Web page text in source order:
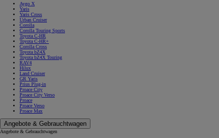
Aygo X
Yaris
Yaris Cross
Urban Cruiser
Corolla
Corolla Touring Sports
Toyota C-HR
Toyota C-HR+
Corolla Cross
Toyota bZ4X
Toyota bZ4X Touring
RAV4
Hilux
Land Cruiser
GR Yaris
Prius Plug-in
Proace City
Proace City Verso
Proace
Proace Verso
Proace Max
Angebote & Gebrauchtwagen
Angebote & Gebrauchtwagen